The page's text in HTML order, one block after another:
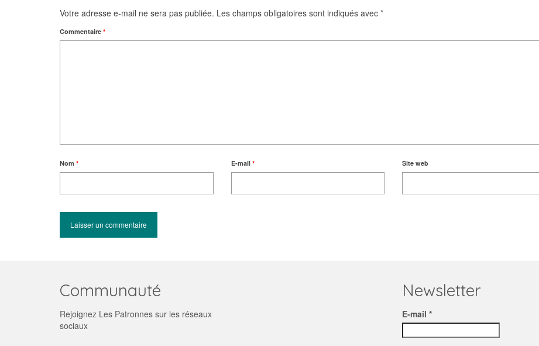
Votre adresse e-mail ne sera pas publiée. Les champs obligatoires sont indiqués avec *
Commentaire *
Nom * E-mail * Site web
Communauté
Rejoignez Les Patronnes sur les réseaux
sociaux
Newsletter
E-mail *